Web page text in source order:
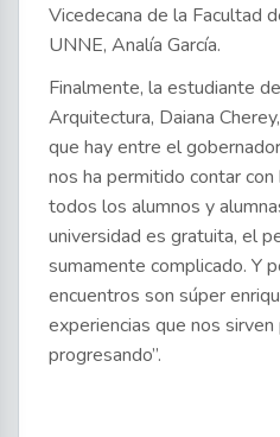
Vicedecana de la Facultad
UNNE, Analía García.
Finalmente, la estudiante
Arquitectura, Daiana
que hay entre el
nos ha permitido contar
todos los alumnos y
universidad es gratuita, el
sumamente complicado. Y
encuentros son súper
experiencias que nos sirven
progresando”.